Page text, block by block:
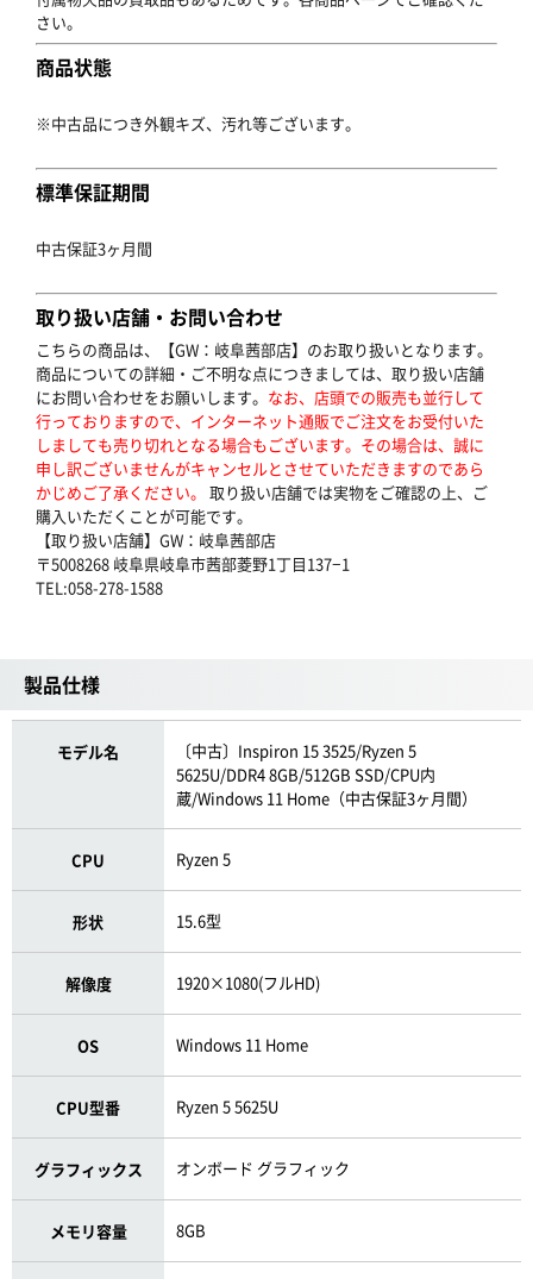
さい。
商品状態
※中古品につき外観キズ、汚れ等ございます。
標準保証期間
中古保証3ヶ月間
取り扱い店舗・お問い合わせ
こちらの商品は、【GW：岐阜茜部店】のお取り扱いとなります。
商品についての詳細・ご不明な点につきましては、取り扱い店舗
にお問い合わせをお願いします。 なお、店頭での販売も並行して
行っておりますので、インターネット通販でご注文をお受付いた
しましても売り切れとなる場合もございます。その場合は、誠に
申し訳ございませんがキャンセルとさせていただきますのであら
かじめご了承ください。 取り扱い店舗では実物をご確認の上、ご
購入いただくことが可能です。
【取り扱い店舗】GW：岐阜茜部店
〒5008268 岐阜県岐阜市茜部菱野1丁目137−1
TEL:058-278-1588
製品仕様
モデル名
〔中古〕Inspiron 15 3525/Ryzen 5
5625U/DDR4 8GB/512GB SSD/CPU内
蔵/Windows 11 Home（中古保証3ヶ月間）
CPU Ryzen 5
形状 15.6型
解像度 1920×1080(フルHD)
OS Windows 11 Home
CPU型番 Ryzen 5 5625U
グラフィックス オンボード グラフィック
メモリ容量 8GB